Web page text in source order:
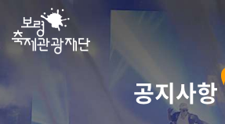
공지사항